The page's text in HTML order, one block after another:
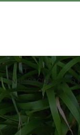
INSPIRACIJE O